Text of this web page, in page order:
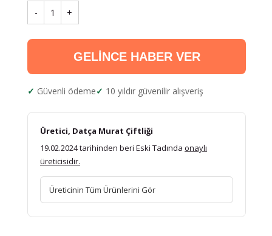
- 1 +
GELİNCE HABER VER
Güvenli ödeme 10 yıldır güvenilir alışveriş
Üretici, Datça Murat Çiftliği
19.02.2024 tarihinden beri Eski Tadında onaylı
üreticisidir.
Üreticinin Tüm Ürünlerini Gör